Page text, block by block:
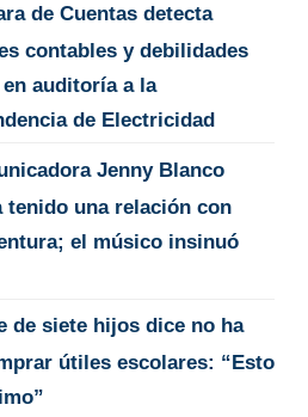
de Cuentas detecta
contables y debilidades
auditoría a la
de Electricidad
Jenny Blanco
tenido una relación con
el músico insinuó
de siete hijos dice no ha
útiles escolares: “Esto